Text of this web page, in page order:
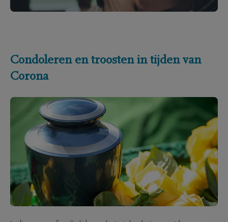
Condoleren en troosten in tijden van
Corona